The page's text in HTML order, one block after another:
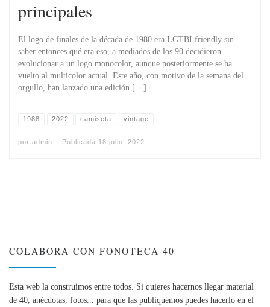
principales
El logo de finales de la década de 1980 era LGTBI friendly sin
saber entonces qué era eso, a mediados de los 90 decidieron
evolucionar a un logo monocolor, aunque posteriormente se ha
vuelto al multicolor actual. Este año, con motivo de la semana del
orgullo, han lanzado una edición […]
1988 2022 camiseta vintage
por admin Publicada 18 julio, 2022
COLABORA CON FONOTECA 40
Esta web la construimos entre todos. Si quieres hacernos llegar material
de 40, anécdotas, fotos... para que las publiquemos puedes hacerlo en el